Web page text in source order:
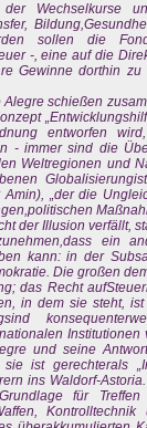
Wechselkurse
sollen die
-, eine auf die
Gewinne dorthin
Alegre schießen
entworfen
- immer sind die
Weltregionen und
Amin), „der die
der Illusion verfällt,
ein
kann: in der
Die großen
das Recht
in dem sie steht,
und seine
ist gerechterals
ins Waldorf-
für